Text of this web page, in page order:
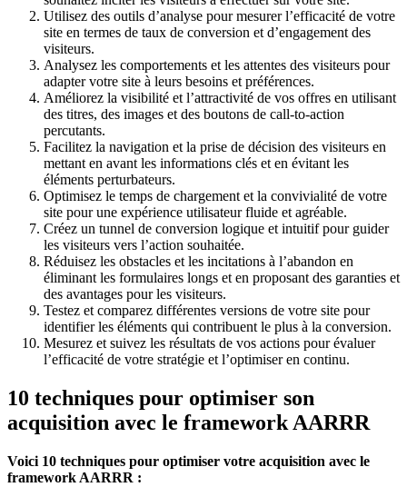
Utilisez des outils d’analyse pour mesurer l’efficacité de votre
site en termes de taux de conversion et d’engagement des
visiteurs.
Analysez les comportements et les attentes des visiteurs pour
adapter votre site à leurs besoins et préférences.
Améliorez la visibilité et l’attractivité de vos offres en utilisant
des titres, des images et des boutons de call-to-action
percutants.
Facilitez la navigation et la prise de décision des visiteurs en
mettant en avant les informations clés et en évitant les
éléments perturbateurs.
Optimisez le temps de chargement et la convivialité de votre
site pour une expérience utilisateur fluide et agréable.
Créez un tunnel de conversion logique et intuitif pour guider
les visiteurs vers l’action souhaitée.
Réduisez les obstacles et les incitations à l’abandon en
éliminant les formulaires longs et en proposant des garanties et
des avantages pour les visiteurs.
Testez et comparez différentes versions de votre site pour
identifier les éléments qui contribuent le plus à la conversion.
Mesurez et suivez les résultats de vos actions pour évaluer
l’efficacité de votre stratégie et l’optimiser en continu.
10 techniques pour optimiser son
acquisition avec le framework AARRR
Voici 10 techniques pour optimiser votre acquisition avec le
framework AARRR :